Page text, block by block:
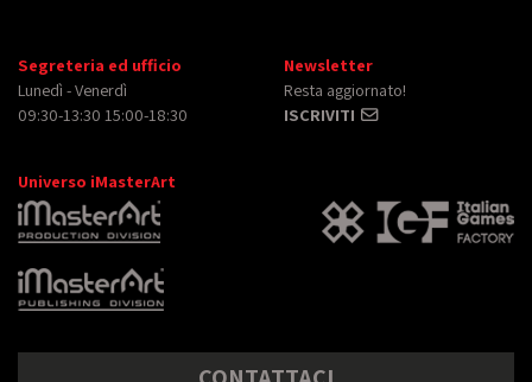
Segreteria ed ufficio
Lunedì - Venerdì
09:30-13:30 15:00-18:30
Newsletter
Resta aggiornato!
ISCRIVITI
Universo iMasterArt